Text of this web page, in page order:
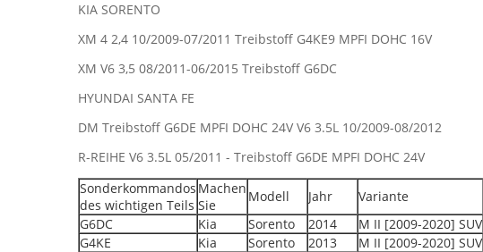
KIA SORENTO
XM 4 2,4 10/2009-07/2011 Treibstoff G4KE9 MPFI DOHC 16V
XM V6 3,5 08/2011-06/2015 Treibstoff G6DC
HYUNDAI SANTA FE
DM Treibstoff G6DE MPFI DOHC 24V V6 3.5L 10/2009-08/2012
R-REIHE V6 3.5L 05/2011 - Treibstoff G6DE MPFI DOHC 24V
Sonderkommandos
des wichtigen Teils
Machen
Sie
Modell Jahr Variante
G6DC
Kia Sorento 2014 M II [2009-2020] SUV
G4KE
Kia Sorento 2013 M II [2009-2020] SUV